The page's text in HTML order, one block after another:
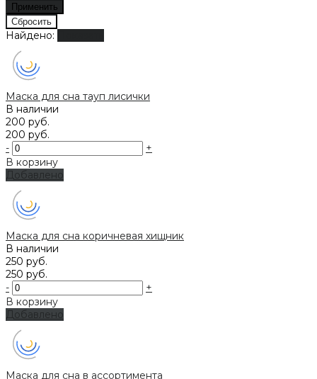
Найдено:
Маска для сна тауп лисички
В наличии
200 руб.
200 руб.
-
+
В корзину
Добавлено
Маска для сна коричневая хищник
В наличии
250 руб.
250 руб.
-
+
В корзину
Добавлено
Маска для сна в ассортимента